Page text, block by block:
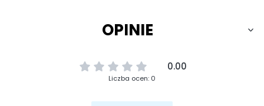
OPINIE
0.00
Liczba ocen: 0